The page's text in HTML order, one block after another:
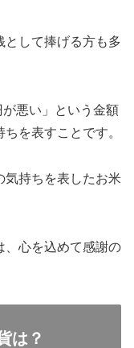
として捧げる方も多
悪い」という金額
を表すことです。
気持ちを表したお米
、心を込めて感謝の
は？